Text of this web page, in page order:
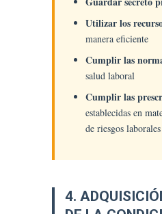
Utilizar los
manera eficiente
Cumplir las
salud laboral
Cumplir las
establecidas en
de riesgos laborales
4.